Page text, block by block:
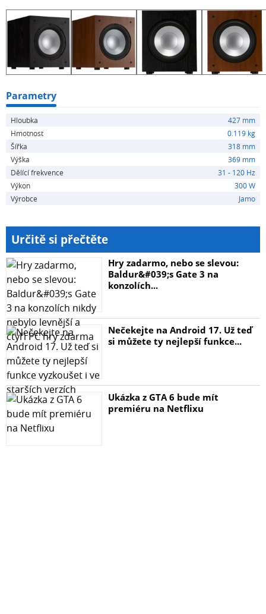
427 mm umožňují umístění bez nutnosti velkého
prostoru. Vnitřní výztuhy omezují rezonance a reprobox
je navržený pro stabilitu i při vyšším výkonu.
Silný a čistý bas | O basovou odezvu se stará 254mm
vyzařováním. Je spojený s digitálním zesilovačem třídy D
o výkonu 150 W RMS / 300 W max, který poskytuje čistý
bas bez zkreslení i při vyšší hlasitosti.
PŘEDNOSTI
- Osazeno vnitřním zesilovačem třídy D(není potřeba mít
externí zesilovač)
- 10" reproduktor fungující již od 38 Hz
- Nastavitelná dělící frekvence
- Možnost otočení fáze
- Nastavení hlasitosti
- Robustní konstrukce z MDF
TECHNICKÉ PARAMETRY
- 150 Watt RMS
Parametry
Hloubka
427 mm
Hmotnost
0.119 kg
Šířka
318 mm
Výška
369 mm
Dělící frekvence
31 - 120 Hz
Výkon
300 W
Výrobce
Jamo
Určitě si přečtěte
Hry zadarmo, nebo se slevou:
Baldur&#039;s Gate 3 na
konzolích...
Nečekejte na Android 17. Už teď
si můžete ty nejlepší funkce...
Ukázka z GTA 6 bude mít
premiéru na Netflixu